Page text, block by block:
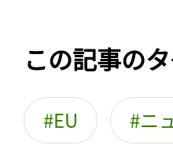
この記事の
EU ニ